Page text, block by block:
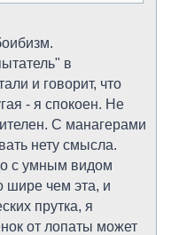
в
и говорит, что
- я спокоен. Не
С манагерами
нету смысла.
с умным видом
шире чем эта, и
прутка, я
от лопаты может